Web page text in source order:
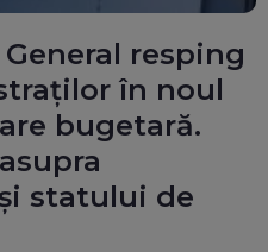
resping
în noul
bugetară.
statului de